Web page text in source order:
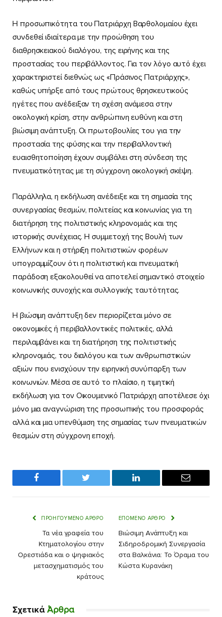
Η προσωπικότητα του Πατριάρχη Βαρθολομαίου έχει
συνδεθεί ιδιαίτερα με την προώθηση του
διαθρησκειακού διαλόγου, της ειρήνης και της
προστασίας του περιβάλλοντος. Για τον λόγο αυτό έχει
χαρακτηριστεί διεθνώς ως «Πράσινος Πατριάρχης»,
καθώς υπήρξε από τους πρώτους θρησκευτικούς
ηγέτες που ανέδειξαν τη σχέση ανάμεσα στην
οικολογική κρίση, στην ανθρώπινη ευθύνη και στη
βιώσιμη ανάπτυξη. Οι πρωτοβουλίες του για την
προστασία της φύσης και την περιβαλλοντική
ευαισθητοποίηση έχουν συμβάλει στη σύνδεση της
πνευματικότητας με τη σύγχρονη οικολογική σκέψη.
Παράλληλα, η εκδήλωση ανέδειξε και τη σημασία της
συνεργασίας θεσμών, πολιτείας και κοινωνίας για τη
διατήρηση της πολιτιστικής κληρονομιάς και της
ιστορικής συνέχειας. Η συμμετοχή της Βουλή των
Ελλήνων και η στήριξη πολιτιστικών φορέων
υπογραμμίζουν ότι η πολιτιστική και πνευματική
παράδοση εξακολουθεί να αποτελεί σημαντικό στοιχείο
κοινωνικής συνοχής και συλλογικής ταυτότητας.
Η βιώσιμη ανάπτυξη δεν περιορίζεται μόνο σε
οικονομικές ή περιβαλλοντικές πολιτικές, αλλά
περιλαμβάνει και τη διατήρηση της πολιτιστικής
κληρονομιάς, του διαλόγου και των ανθρωπιστικών
αξιών που ενισχύουν την ειρηνική συνύπαρξη των
κοινωνιών. Μέσα σε αυτό το πλαίσιο, η τιμητική
εκδήλωση για τον Οικουμενικό Πατριάρχη αποτέλεσε όχι
μόνο μια αναγνώριση της προσωπικής του προσφοράς
αλλά και μια υπενθύμιση της σημασίας των πνευματικών
θεσμών στη σύγχρονη εποχή.
Facebook Twitter LinkedIn Email
ΠΡΟΗΓΟΎΜΕΝΟ ΆΡΘΡΟ
Τα νέα γραφεία του
Κτηματολογίου στην
Ορεστιάδα και ο ψηφιακός
μετασχηματισμός του
κράτους
ΕΠΌΜΕΝΟ ΆΡΘΡΟ
Βιώσιμη Ανάπτυξη και
Σιδηροδρομική Συνεργασία
στα Βαλκάνια: Το Όραμα του
Κώστα Κυρανάκη
ΣχετικάΆρθρα